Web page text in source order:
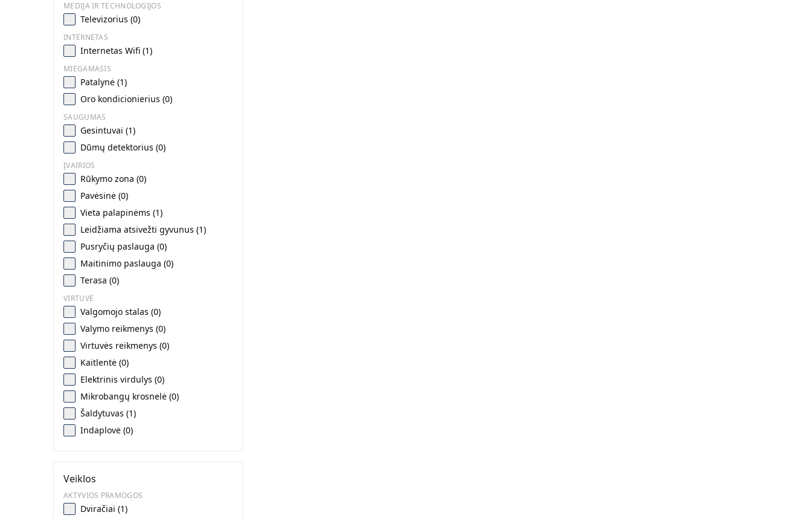
MEDIJA IR TECHNOLOGIJOS
Televizorius (0)
INTERNETAS
Internetas Wifi (1)
MIEGAMASIS
Patalynė (1)
Oro kondicionierius (0)
SAUGUMAS
Gesintuvai (1)
Dūmų detektorius (0)
ĮVAIRIOS
Rūkymo zona (0)
Pavėsinė (0)
Vieta palapinėms (1)
Leidžiama atsivežti gyvunus (1)
Pusryčių paslauga (0)
Maitinimo paslauga (0)
Terasa (0)
VIRTUVĖ
Valgomojo stalas (0)
Valymo reikmenys (0)
Virtuvės reikmenys (0)
Kaitlentė (0)
Elektrinis virdulys (0)
Mikrobangų krosnelė (0)
Šaldytuvas (1)
Indaplovė (0)
Veiklos
AKTYVIOS PRAMOGOS
Dviračiai (1)